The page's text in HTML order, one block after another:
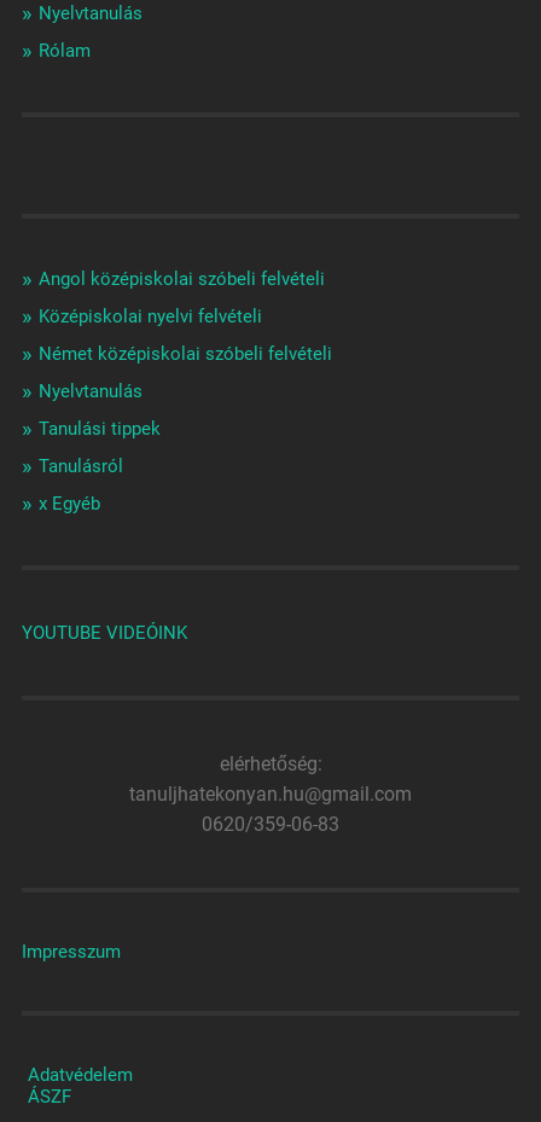
Nyelvtanulás
Rólam
Angol középiskolai szóbeli felvételi
Középiskolai nyelvi felvételi
Német középiskolai szóbeli felvételi
Nyelvtanulás
Tanulási tippek
Tanulásról
x Egyéb
YOUTUBE VIDEÓINK
elérhetőség:
tanuljhatekonyan.hu@gmail.com
0620/359-06-83
Impresszum
Adatvédelem
ÁSZF